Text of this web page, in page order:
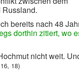
bereits nach 48
dorthin zitiert, wo
nicht weit.
18)